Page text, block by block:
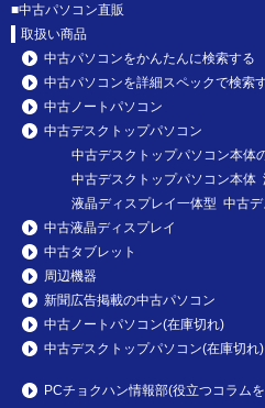
■中古パソコン直販
取扱い商品
中古パソコンをかんたんに検索する
中古パソコンを詳細スペックで検索
中古ノートパソコン
中古デスクトップパソコン
中古デスクトップパソコン本体
中古デスクトップパソコン本体
液晶ディスプレイ一体型 中古
中古液晶ディスプレイ
中古タブレット
周辺機器
新聞広告掲載の中古パソコン
中古ノートパソコン(在庫切れ)
中古デスクトップパソコン(在庫切れ)
PCチョクハン情報部(役立つコラム